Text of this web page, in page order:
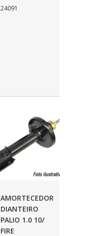
24091
AMORTECEDOR
DIANTEIRO
PALIO 1.0 10/
FIRE